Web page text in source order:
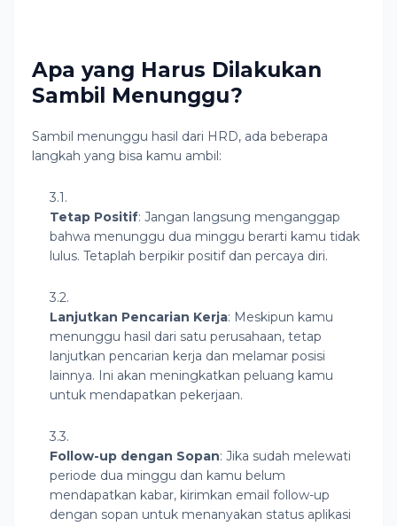
Apa yang Harus Dilakukan
Sambil Menunggu?
Sambil menunggu hasil dari HRD, ada beberapa
langkah yang bisa kamu ambil:
Tetap Positif: Jangan langsung menganggap
bahwa menunggu dua minggu berarti kamu tidak
lulus. Tetaplah berpikir positif dan percaya diri.
Lanjutkan Pencarian Kerja: Meskipun kamu
menunggu hasil dari satu perusahaan, tetap
lanjutkan pencarian kerja dan melamar posisi
lainnya. Ini akan meningkatkan peluang kamu
untuk mendapatkan pekerjaan.
Follow-up dengan Sopan: Jika sudah melewati
periode dua minggu dan kamu belum
mendapatkan kabar, kirimkan email follow-up
dengan sopan untuk menanyakan status aplikasi